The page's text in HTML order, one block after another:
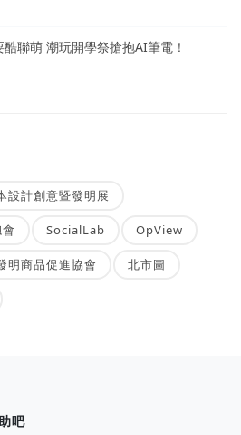
酷聯萌 潮玩開學祭搶抱AI筆電！
設計創意暨發明展
SocialLab OpView
明商品促進協會 北市圖
吧